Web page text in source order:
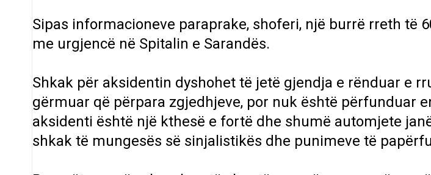
Sipas informacioneve paraprake, shoferi, një burrë rreth të
me urgjencë në Spitalin e Sarandës.
Shkak për aksidentin dyshohet të jetë gjendja e rënduar e
gërmuar që përpara zgjedhjeve, por nuk është përfunduar
aksidenti është një kthesë e fortë dhe shumë automjete
shkak të mungesës së sinjalistikës dhe punimeve të